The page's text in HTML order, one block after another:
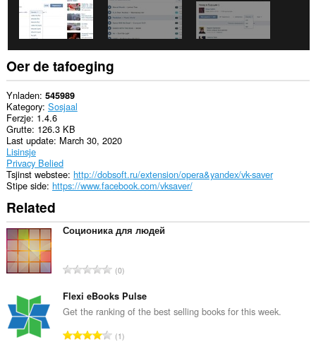
This
permission
allows
other
installed
extensions
and
web
pages
to
communicate
with
this
extension.
Dizze
tafoeging
sil
dyn
tafoegings
beheare.
This
extension
create
rich
notifications
and
Oer de tafoeging
Ynladen 545989
Kategory Sosjaal
Ferzje 1.4.6
Grutte 126.3 KB
Last update March 30, 2020
Lisinsje
Privacy Belied
Tsjinst webstee http://dobsoft.ru/extension/opera&yandex/vk-saver
Stipe side https://www.facebook.com/vksaver/
Related
Соционика для людей
T
t
a
e
0
Flexi eBooks Pulse
Get the ranking of the best selling books for this week.
T1